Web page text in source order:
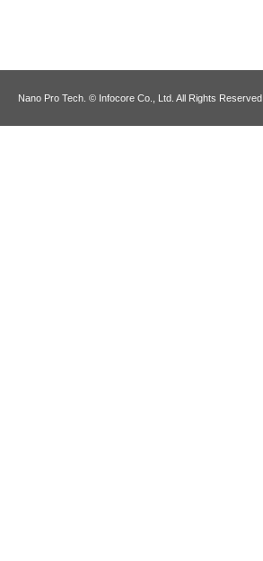
Nano Pro Tech. © Infocore Co., Ltd. All Rights Reserved.